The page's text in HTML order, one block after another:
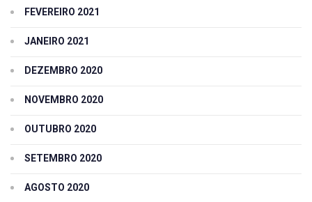
FEVEREIRO 2021
JANEIRO 2021
DEZEMBRO 2020
NOVEMBRO 2020
OUTUBRO 2020
SETEMBRO 2020
AGOSTO 2020